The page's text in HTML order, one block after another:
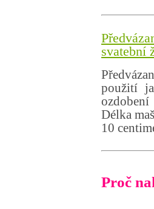
svatební
použití
Délka
10
Proč